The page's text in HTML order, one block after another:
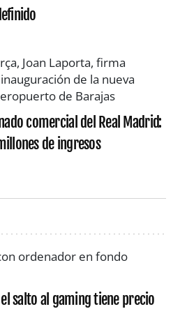
comercial del Real Madrid:
de ingresos
salto al gaming tiene precio